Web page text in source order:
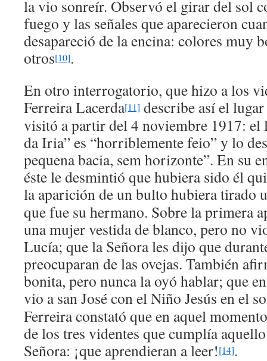
la vio sonreír. Observó el girar del sol
fuego y las señales que aparecieron
desapareció de la encina: colores muy
otros[10].
En otro interrogatorio, que hizo a los
Ferreira Lacerda[11] describe así el
visitó a partir del 4 noviembre 1917: el
da Iria” es “horriblemente feio” y lo
pequena bacia, sem horizonte”. En su
éste le desmintió que hubiera sido él
la aparición de un bulto hubiera tirado
que fue su hermano. Sobre la primera
una mujer vestida de blanco, pero no
Lucía; que la Señora les dijo que
preocuparan de las ovejas. También
bonita, pero nunca la oyó hablar; que
vio a san José con el Niño Jesús en el
Ferreira constató que en aquel
de los tres videntes que cumplía
Señora: ¡que aprendieran a leer![14].